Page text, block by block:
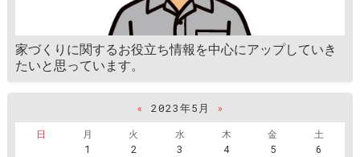
家づくりに関するお役立ち情報を中心にアップしていき
たいと思っています。
« 2023年5月
»
日
月 火 水 木 金
土
1
2 3 4 5
6